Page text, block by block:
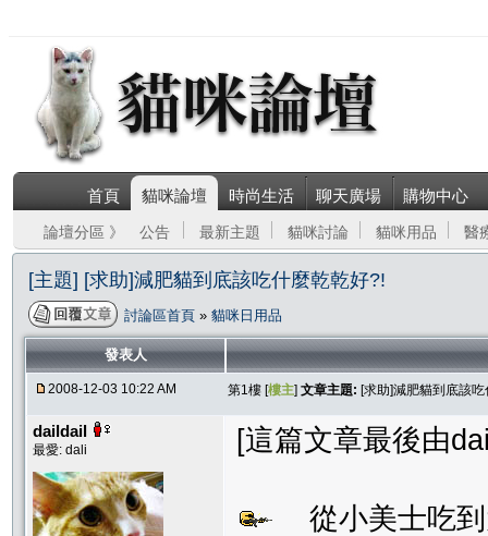
首頁 貓咪論壇 時尚生活 聊天廣場 購物中心
論壇分區 》 公告 最新主題 貓咪討論 貓咪用品 醫
[主題] [求助]減肥貓到底該吃什麼乾乾好?!
討論區首頁 » 貓咪日用品
發表人
2008-12-03 10:22 AM 第1樓 [樓主] 文章主題: [求助]減肥貓到底該
daildail
最愛: dali [這篇文章最後由
從小美士吃